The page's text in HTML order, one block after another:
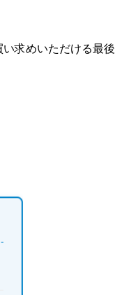
求めいただける最後